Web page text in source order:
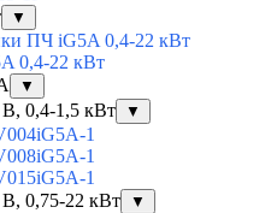
▼
ПЧ iG5A 0,4-22 кВт
0,4-22 кВт
▼
В, 0,4-1,5 кВт ▼
1
1
1
0,75-22 кВт
▼